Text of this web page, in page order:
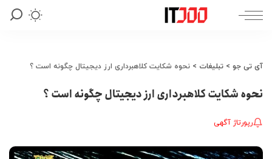
آی تی جو > تبلیغات > نحوه شکایت کلاهبرداری ارز دیجیتال چگونه است ؟
نحوه شکایت کلاهبرداری ارز دیجیتال چگونه است ؟
رپورتاژ آگهی